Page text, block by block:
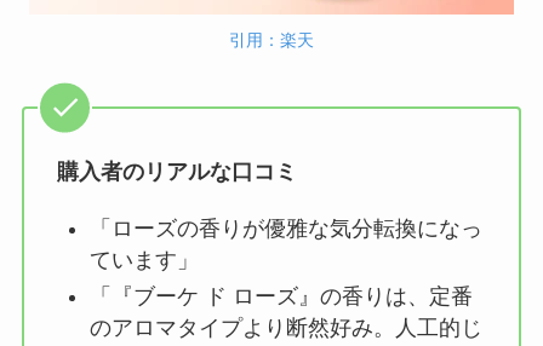
引用：楽天
購入者のリアルな口コミ
「ローズの香りが優雅な気分転換になっ
ています」
「『ブーケ ド ローズ』の香りは、定番
のアロマタイプより断然好み。人工的じ